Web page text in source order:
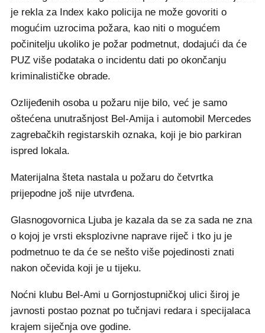
je rekla za Index kako policija ne može govoriti o
mogućim uzrocima požara, kao niti o mogućem
počinitelju ukoliko je požar podmetnut, dodajući da će
PUZ više podataka o incidentu dati po okončanju
kriminalističke obrade.
Ozlijeđenih osoba u požaru nije bilo, već je samo
oštećena unutrašnjost Bel-Amija i automobil Mercedes
zagrebačkih registarskih oznaka, koji je bio parkiran
ispred lokala.
Materijalna šteta nastala u požaru do četvrtka
prijepodne još nije utvrđena.
Glasnogovornica Ljuba je kazala da se za sada ne zna
o kojoj je vrsti eksplozivne naprave riječ i tko ju je
podmetnuo te da će se nešto više pojedinosti znati
nakon očevida koji je u tijeku.
Noćni klubu Bel-Ami u Gornjostupničkoj ulici široj je
javnosti postao poznat po tučnjavi redara i specijalaca
krajem siječnja ove godine.